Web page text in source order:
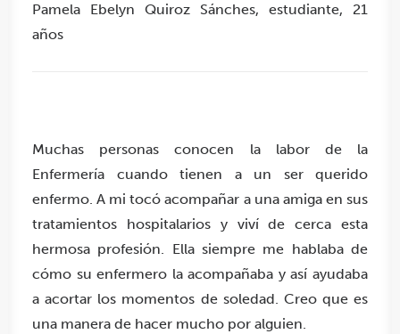
Pamela Ebelyn Quiroz Sánches, estudiante, 21
años
Muchas personas conocen la labor de la
Enfermería cuando tienen a un ser querido
enfermo. A mi tocó acompañar a una amiga en sus
tratamientos hospitalarios y viví de cerca esta
hermosa profesión. Ella siempre me hablaba de
cómo su enfermero la acompañaba y así ayudaba
a acortar los momentos de soledad. Creo que es
una manera de hacer mucho por alguien.